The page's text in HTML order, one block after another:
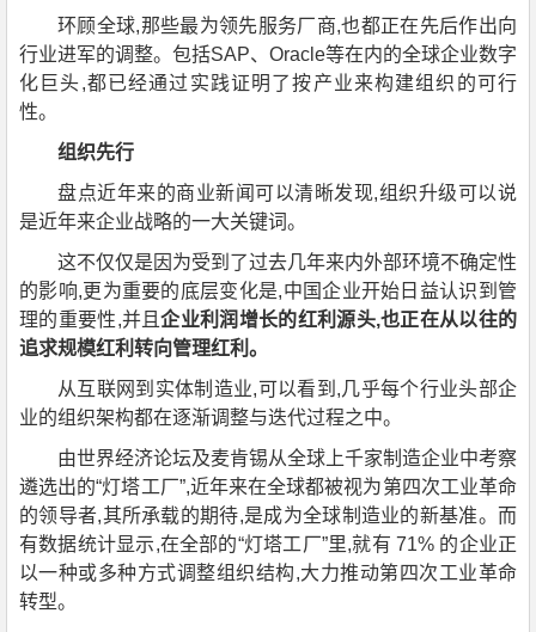
环顾全球,那些最为领先服务厂商,也都正在先后作出向
行业进军的调整。包括SAP、Oracle等在内的全球企业数字
化巨头,都已经通过实践证明了按产业来构建组织的可行
性。
组织先行
盘点近年来的商业新闻可以清晰发现,组织升级可以说
是近年来企业战略的一大关键词。
这不仅仅是因为受到了过去几年来内外部环境不确定性
的影响,更为重要的底层变化是,中国企业开始日益认识到管
理的重要性,并且企业利润增长的红利源头,也正在从以往的
追求规模红利转向管理红利。
从互联网到实体制造业,可以看到,几乎每个行业头部企
业的组织架构都在逐渐调整与迭代过程之中。
由世界经济论坛及麦肯锡从全球上千家制造企业中考察
遴选出的“灯塔工厂”,近年来在全球都被视为第四次工业革命
的领导者,其所承载的期待,是成为全球制造业的新基准。而
有数据统计显示,在全部的“灯塔工厂”里,就有 71% 的企业正
以一种或多种方式调整组织结构,大力推动第四次工业革命
转型。